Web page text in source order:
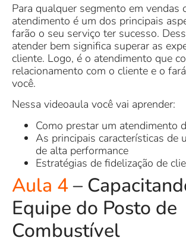
Para qualquer segmento em vendas
atendimento é um dos principais
farão o seu serviço ter sucesso.
atender bem significa superar as
cliente. Logo, é o atendimento que
relacionamento com o cliente e o
você.
Nessa videoaula você vai aprender:
Como prestar um atendimento
As principais características de
de alta performance
Estratégias de fidelização de
Aula 4–
Equipe do Posto de
Combustível